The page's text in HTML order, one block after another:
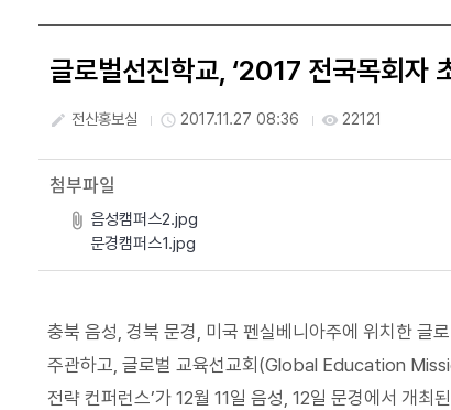
글로벌선진학교, ‘2017 전국목회자
create 전산홍보실 access_time 2017.11.27 08:36 visibility 22121
첨부파일
음성캠퍼스2.jpg
문경캠퍼스1.jpg
충북 음성, 경북 문경, 미국 펜실베니아주에 위치한
주관하고, 글로벌 교육선교회(Global Education
전략 컨퍼런스’가 12월 11일 음성, 12일 문경에서 개최